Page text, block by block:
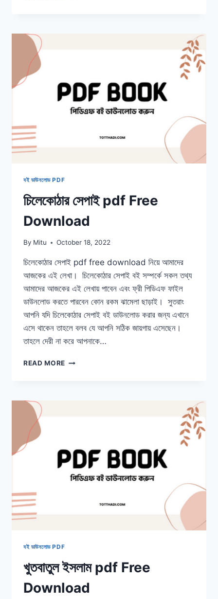
ELECTIVE
PDF
বই ডাউনলোড PDF
চিলেকোঠার সেপাই pdf Free
Download
By Mitu October 18, 2022
চিলেকোঠার সেপাই pdf free download নিয়ে আমাদের
আজকের এই লেখা। চিলেকোঠার সেপাই বই সম্পর্কে সকল তথ্য
আমাদের আজকের এই লেখায় পাবেন এবং ফ্রী পিডিএফ ফাইল
ডাউনলোড করতে পারবেন কোন রকম ঝামেলা ছাড়াই। সুতরাং
আপনি যদি চিলেকোঠার সেপাই বই ডাউনলোড করার জন্য এখানে
এসে থাকেন তাহলে বলব যে আপনি সঠিক জায়গায় এসেছেন।
তাহলে দেরী না করে আপনাকে…
READ MORE চিলেকোঠার
বই ডাউনলোড PDF
খুতবাতুল ইসলাম pdf Free
Download